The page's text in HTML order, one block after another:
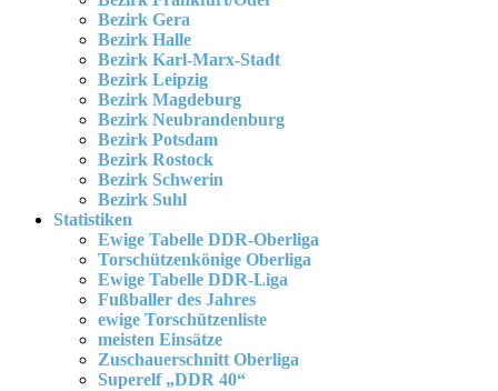
Bezirk Gera
Bezirk Halle
Bezirk Karl-Marx-Stadt
Bezirk Leipzig
Bezirk Magdeburg
Bezirk Neubrandenburg
Bezirk Potsdam
Bezirk Rostock
Bezirk Schwerin
Bezirk Suhl
Statistiken
Ewige Tabelle DDR-Oberliga
Torschützenkönige Oberliga
Ewige Tabelle DDR-Liga
Fußballer des Jahres
ewige Torschützenliste
meisten Einsätze
Zuschauerschnitt Oberliga
Superelf „DDR 40“